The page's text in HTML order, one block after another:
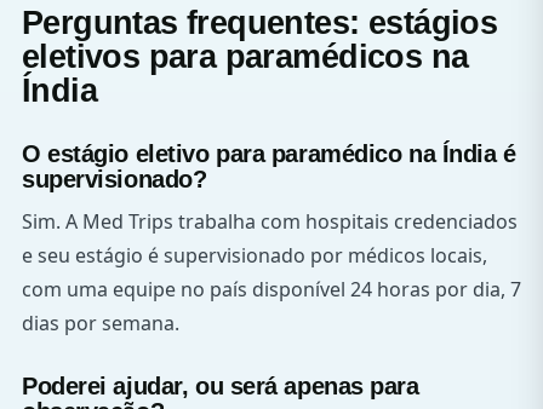
Perguntas frequentes: estágios
eletivos para paramédicos na
Índia
O estágio eletivo para paramédico na Índia é
supervisionado?
Sim. A Med Trips trabalha com hospitais credenciados
e seu estágio é supervisionado por médicos locais,
com uma equipe no país disponível 24 horas por dia, 7
dias por semana.
Poderei ajudar, ou será apenas para